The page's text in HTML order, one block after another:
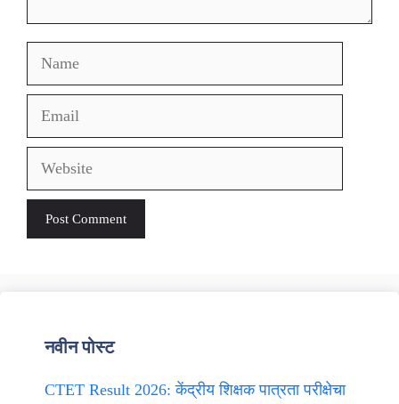
Name
Email
Website
नवीन पोस्ट
CTET Result 2026: केंद्रीय शिक्षक पात्रता परीक्षेचा